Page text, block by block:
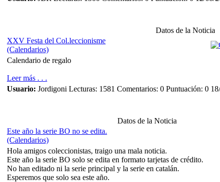
Datos de la Noticia
XXV Festa del Col.leccionisme
(Calendarios)
Calendario de regalo
Leer más . . .
Usuario: Jordigoni Lecturas: 1581 Comentarios: 0 Puntuación: 0
Datos de la Noticia
Este año la serie BO no se edita.
(Calendarios)
Hola amigos coleccionistas, traigo una mala noticia.
Este año la serie BO solo se edita en formato tarjetas de crédito.
No han editado ni la serie principal y la serie en catalán.
Esperemos que solo sea este año.